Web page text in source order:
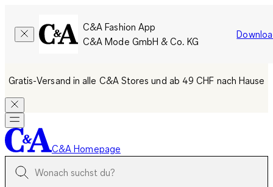
C&A Fashion App
C&A Mode GmbH & Co. KG
Gratis-Versand in alle C&A Stores und ab 49 CHF nach Hause
C&A Homepage